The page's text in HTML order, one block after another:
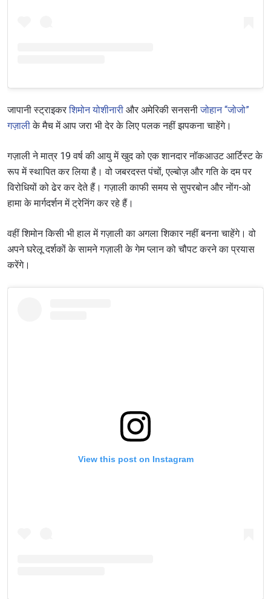
जापानी स्ट्राइकरशिमोन योशीनारी और अमेरिकी सनसनीजोहान “जोजो”
गज़ालीके मैच में आप जरा भी देर के लिए पलक नहीं झपकना चाहेंगे।
गज़ाली ने मात्र 19 वर्ष की आयु में खुद को एक शानदार नॉकआउट आर्टिस्ट के
रूप में स्थापित कर लिया है। वो जबरदस्त पंचों, एल्बोज़ और गति के दम पर
विरोधियों को ढेर कर देते हैं। गज़ाली काफी समय से सुपरबोन और नोंग-ओ
हामा के मार्गदर्शन में ट्रेनिंग कर रहे हैं।
वहीं शिमोन किसी भी हाल में गज़ाली का अगला शिकार नहीं बनना चाहेंगे। वो
अपने घरेलू दर्शकों के सामने गज़ाली के गेम प्लान को चौपट करने का प्रयास
करेंगे।
View this post on Instagram